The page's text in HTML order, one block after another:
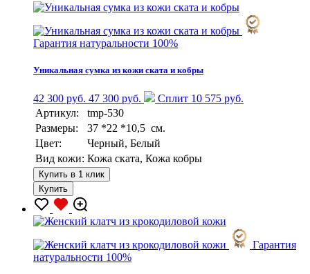
Гарантия натуральности 100%
Уникальная сумка из кожи ската и кобры
42 300 руб. 47 300 руб.
Сплит 10 575 руб.
Артикул:
tmp-530
Размеры:
37 *22 *10,5 см.
Цвет:
Черный, Белый
Вид кожи: Кожа ската, Кожа кобры
Купить в 1 клик
Купить
Гарантия
натуральности 100%